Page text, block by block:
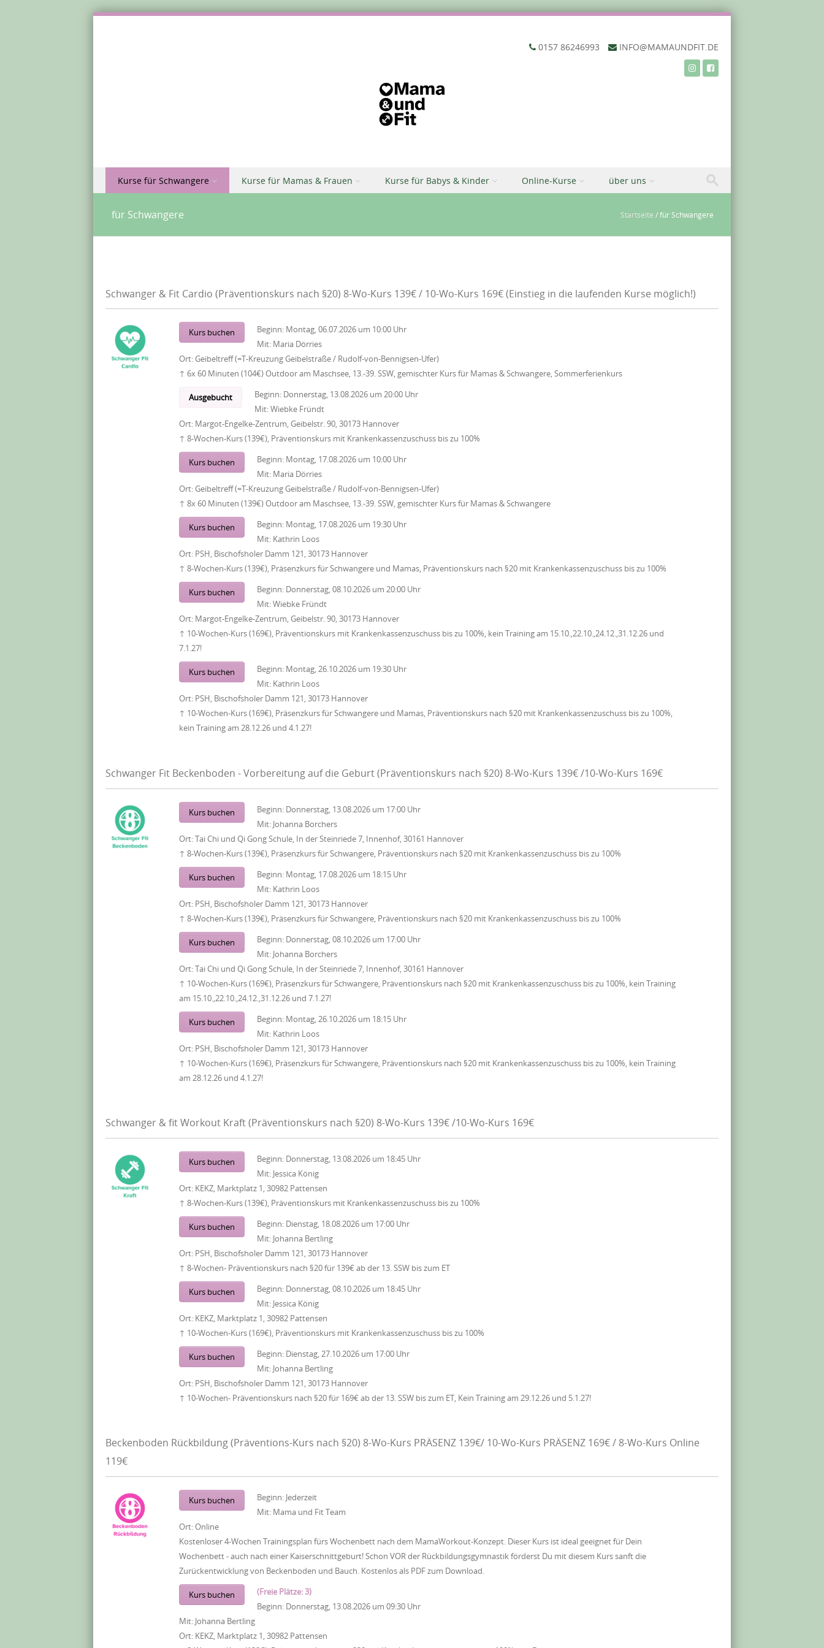
‭0157 86246993‬ INFO@MAMAUNDFIT.DE
Menü
Zu Inhalt springen
Kurse für Schwangere Kurse für Mamas & Frauen Kurse für Babys & Kinder Online-Kurse über uns
für Schwangere Startseite /für Schwangere
Schwanger & Fit Cardio (Präventionskurs nach §20) 8-Wo-Kurs 139€ / 10-Wo-Kurs 169€ (Einstieg in die laufenden Kurse möglich!)
Kurs buchen Beginn: Montag, 06.07.2026 um 10:00 Uhr
Mit: Maria Dörries
Ort:Geibeltreff (=T-Kreuzung Geibelstraße / Rudolf-von-Bennigsen-Ufer)
↑ 6x 60 Minuten (104€) Outdoor am Maschsee, 13.-39. SSW, gemischter Kurs für Mamas & Schwangere, Sommerferienkurs
Ausgebucht Beginn: Donnerstag, 13.08.2026 um 20:00 Uhr
Mit:Wiebke Fründt
Ort: Margot-Engelke-Zentrum, Geibelstr. 90, 30173 Hannover
↑ 8-Wochen-Kurs (139€), Präventionskurs mit Krankenkassenzuschuss bis zu 100%
Kurs buchen Beginn: Montag, 17.08.2026 um 10:00 Uhr
Mit: Maria Dörries
Ort:Geibeltreff (=T-Kreuzung Geibelstraße / Rudolf-von-Bennigsen-Ufer)
↑ 8x 60 Minuten (139€) Outdoor am Maschsee, 13.-39. SSW, gemischter Kurs für Mamas & Schwangere
Kurs buchen Beginn: Montag, 17.08.2026 um 19:30 Uhr
Mit: Kathrin Loos
Ort: PSH, Bischofsholer Damm 121, 30173 Hannover
↑ 8-Wochen-Kurs (139€), Präsenzkurs für Schwangere und Mamas, Präventionskurs nach §20 mit Krankenkassenzuschuss bis zu 100%
Kurs buchen Beginn: Donnerstag, 08.10.2026 um 20:00 Uhr
Mit:Wiebke Fründt
Ort: Margot-Engelke-Zentrum, Geibelstr. 90, 30173 Hannover
↑ 10-Wochen-Kurs (169€), Präventionskurs mit Krankenkassenzuschuss bis zu 100%, kein Training am 15.10.,22.10.,24.12.,31.12.26 und
7.1.27!
Kurs buchen Beginn: Montag, 26.10.2026 um 19:30 Uhr
Mit: Kathrin Loos
Ort: PSH, Bischofsholer Damm 121, 30173 Hannover
↑ 10-Wochen-Kurs (169€), Präsenzkurs für Schwangere und Mamas, Präventionskurs nach §20 mit Krankenkassenzuschuss bis zu 100%,
kein Training am 28.12.26 und 4.1.27!
Schwanger Fit Beckenboden - Vorbereitung auf die Geburt (Präventionskurs nach §20) 8-Wo-Kurs 139€ /10-Wo-Kurs 169€
Kurs buchen Beginn: Donnerstag, 13.08.2026 um 17:00 Uhr
Mit: Johanna Borchers
Ort:Tai Chi und Qi Gong Schule, In der Steinriede 7, Innenhof, 30161 Hannover
↑ 8-Wochen-Kurs (139€), Präsenzkurs für Schwangere, Präventionskurs nach §20 mit Krankenkassenzuschuss bis zu 100%
Kurs buchen Beginn: Montag, 17.08.2026 um 18:15 Uhr
Mit: Kathrin Loos
Ort: PSH, Bischofsholer Damm 121, 30173 Hannover
↑ 8-Wochen-Kurs (139€), Präsenzkurs für Schwangere, Präventionskurs nach §20 mit Krankenkassenzuschuss bis zu 100%
Kurs buchen Beginn: Donnerstag, 08.10.2026 um 17:00 Uhr
Mit: Johanna Borchers
Ort:Tai Chi und Qi Gong Schule, In der Steinriede 7, Innenhof, 30161 Hannover
↑ 10-Wochen-Kurs (169€), Präsenzkurs für Schwangere, Präventionskurs nach §20 mit Krankenkassenzuschuss bis zu 100%, kein Training
am 15.10.,22.10.,24.12.,31.12.26 und 7.1.27!
Kurs buchen Beginn: Montag, 26.10.2026 um 18:15 Uhr
Mit: Kathrin Loos
Ort: PSH, Bischofsholer Damm 121, 30173 Hannover
↑ 10-Wochen-Kurs (169€), Präsenzkurs für Schwangere, Präventionskurs nach §20 mit Krankenkassenzuschuss bis zu 100%, kein Training
am 28.12.26 und 4.1.27!
Schwanger & fit Workout Kraft (Präventionskurs nach §20) 8-Wo-Kurs 139€ /10-Wo-Kurs 169€
Kurs buchen Beginn: Donnerstag, 13.08.2026 um 18:45 Uhr
Mit: Jessica König
Ort: KEKZ, Marktplatz 1, 30982 Pattensen
↑ 8-Wochen-Kurs (139€), Präventionskurs mit Krankenkassenzuschuss bis zu 100%
Kurs buchen Beginn: Dienstag, 18.08.2026 um 17:00 Uhr
Mit: Johanna Bertling
Ort: PSH, Bischofsholer Damm 121, 30173 Hannover
↑ 8-Wochen- Präventionskurs nach §20 für 139€ ab der 13. SSW bis zum ET
Kurs buchen Beginn: Donnerstag, 08.10.2026 um 18:45 Uhr
Mit: Jessica König
Ort: KEKZ, Marktplatz 1, 30982 Pattensen
↑ 10-Wochen-Kurs (169€), Präventionskurs mit Krankenkassenzuschuss bis zu 100%
Kurs buchen Beginn: Dienstag, 27.10.2026 um 17:00 Uhr
Mit: Johanna Bertling
Ort: PSH, Bischofsholer Damm 121, 30173 Hannover
↑ 10-Wochen- Präventionskurs nach §20 für 169€ ab der 13. SSW bis zum ET, Kein Training am 29.12.26 und 5.1.27!
Beckenboden Rückbildung (Präventions-Kurs nach §20) 8-Wo-Kurs PRÄSENZ 139€/ 10-Wo-Kurs PRÄSENZ 169€ / 8-Wo-Kurs Online
119€
Kurs buchen Beginn: Jederzeit
Mit: Mama und Fit Team
Ort:Online
Kostenloser 4-Wochen Trainingsplan fürs Wochenbett nach dem MamaWorkout-Konzept. Dieser Kurs ist ideal geeignet für Dein
Wochenbett - auch nach einer Kaiserschnittgeburt! Schon VOR der Rückbildungsgymnastik förderst Du mit diesem Kurs sanft die
Zurückentwicklung von Beckenboden und Bauch. Kostenlos als PDF zum Download.
Kurs buchen
(Freie Plätze: 3)
Beginn: Donnerstag, 13.08.2026 um 09:30 Uhr
Mit: Johanna Bertling
Ort: KEKZ, Marktplatz 1, 30982 Pattensen